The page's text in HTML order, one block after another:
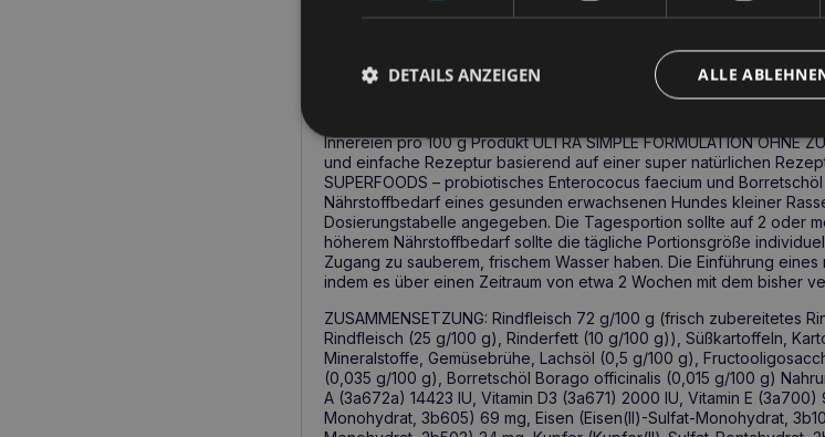
WISSENSCHAFTLICH ENTWICKELT – die Rezeptur wurde von
Tierernährungswissenschaftlern entwickelt ULTRA FIT
zusammen mit passendem Fett ULTRA SAFE HYPOALLERGISCH –
Innereien pro 100 g Produkt ULTRA SIMPLE FORMULATION OHNE
und einfache Rezeptur basierend auf einer super natürlichen
SUPERFOODS – probiotisches Enterococus faecium und
Nährstoffbedarf eines gesunden erwachsenen Hundes kleiner
Dosierungstabelle angegeben. Die Tagesportion sollte auf 2 oder
höherem Nährstoffbedarf sollte die tägliche Portionsgröße
Zugang zu sauberem, frischem Wasser haben. Die Einführung
indem es über einen Zeitraum von etwa 2 Wochen mit dem bisher
ZUSAMMENSETZUNG: Rindfleisch 72 g/100 g (frisch zubereitetes
Rindfleisch (25 g/100 g), Rinderfett (10 g/100 g)), Süßkartoffeln,
Mineralstoffe, Gemüsebrühe, Lachsöl (0,5 g/100 g),
(0,035 g/100 g), Borretschöl Borago officinalis (0,015 g/100 g)
A (3a672a) 14423 IU, Vitamin D3 (3a671) 2000 IU, Vitamin E
Monohydrat, 3b605) 69 mg, Eisen (Eisen(II)-Sulfat-Monohydrat,
ALLE
DETAILS ANZEIGEN